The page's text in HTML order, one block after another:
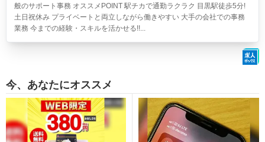
般のサポート事務 オススメPOINT 駅チカで通勤ラクラク 目黒駅徒歩5分!
土日祝休み プライベートと両立しながら働きやすい 大手の会社での事務
業務 今までの経験・スキルを活かせる!!...
今、あなたにオススメ